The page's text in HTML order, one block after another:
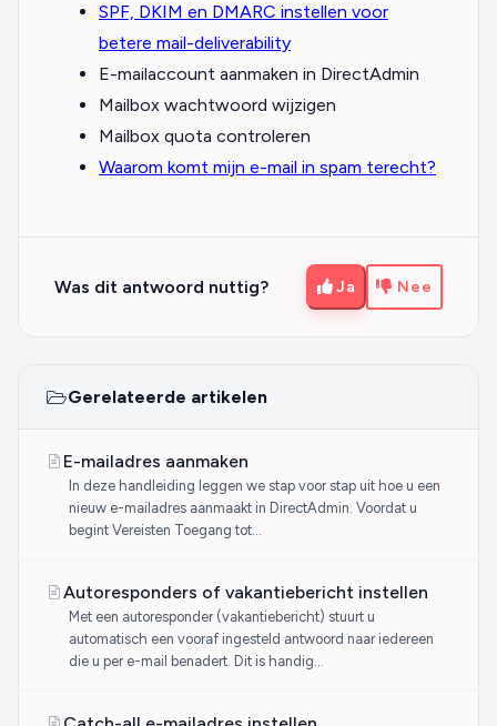
SPF, DKIM en DMARC instellen voor
betere mail-deliverability
E-mailaccount aanmaken in DirectAdmin
Mailbox wachtwoord wijzigen
Mailbox quota controleren
Waarom komt mijn e-mail in spam terecht?
Was dit antwoord nuttig? Ja Nee
Gerelateerde artikelen
E-mailadres aanmaken
In deze handleiding leggen we stap voor stap uit hoe u een
nieuw e-mailadres aanmaakt in DirectAdmin. Voordat u
begint Vereisten Toegang tot...
Autoresponders of vakantiebericht instellen
Met een autoresponder (vakantiebericht) stuurt u
automatisch een vooraf ingesteld antwoord naar iedereen
die u per e-mail benadert. Dit is handig...